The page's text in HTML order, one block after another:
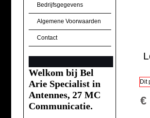
Bedrijfsgegevens
Algemene Voorwaarden
Contact
Welkom bij Bel
Arie Specialist in
Antennes, 27 MC
Communicatie.
Dit